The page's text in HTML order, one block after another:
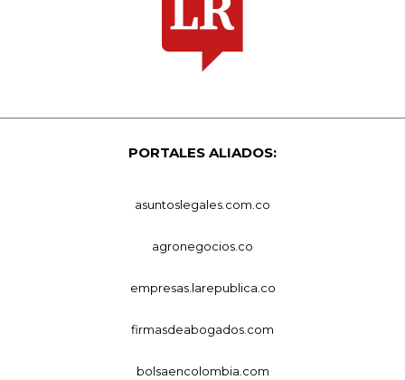
PORTALES ALIADOS:
asuntoslegales.com.co
agronegocios.co
empresas.larepublica.co
firmasdeabogados.com
bolsaencolombia.com